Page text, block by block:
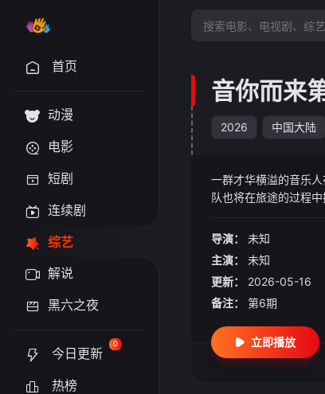
首页
动漫
电影
短剧
连续剧
综艺
解说
黑六之夜
今日更新
0
热榜
音你而来
2026 中国大陆
一群才华横溢的音乐
队也将在旅途的过程
导演：
未知
主演：
未知
更新：
2026-05-16
备注：
第6期
立即播放